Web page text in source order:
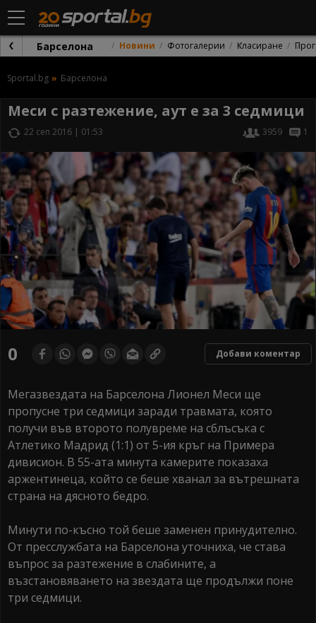
Барселона Новини Фотогалерии Класиране
Sportal.bg Барселона
Меси с разтежение, аут е за 3 седмици
22 сеп 2016 | 01:53 3959 1
0 Добави коментар
Мегазвездата на Барселона Лионел Меси ще
пропусне три седмици заради травмата, която
получи във второто полувреме на сблъсъка с
Атлетико Мадрид (1:1) от 5-ия кръг на Примера
дивисион. В 55-ата минута камерите показаха
аржентинеца, който се беше хванал за вътрешната
страна на дясното бедро.
Минути по-късно той беше заменен принудително.
От пресслужбата на Барселона уточниха, че става
въпрос за разтежение в слабините, а
възстановяването на звездата ще продължи поне
три седмици.